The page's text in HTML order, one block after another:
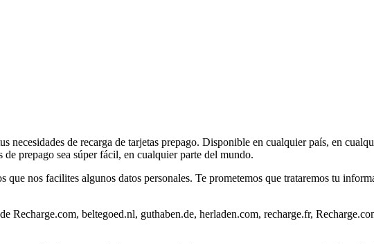
necesidades de recarga de tarjetas prepago. Disponible en cualquier país, en
prepago sea súper fácil, en cualquier parte del mundo.
que nos facilites algunos datos personales. Te prometemos que trataremos tu
Recharge.com, beltegoed.nl, guthaben.de, herladen.com, recharge.fr,